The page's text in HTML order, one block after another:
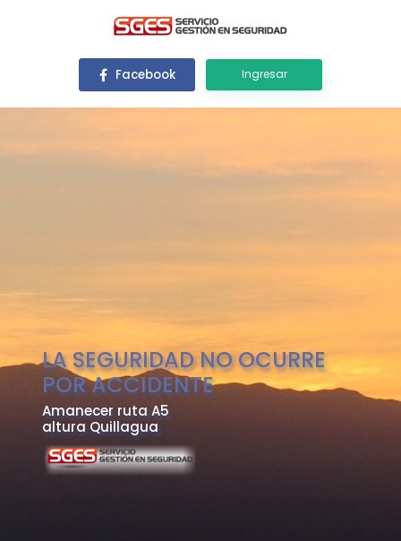
Facebook Ingresar
LA SEGURIDAD NO OCURRE
POR ACCIDENTE
Amanecer ruta A5
altura Quillagua